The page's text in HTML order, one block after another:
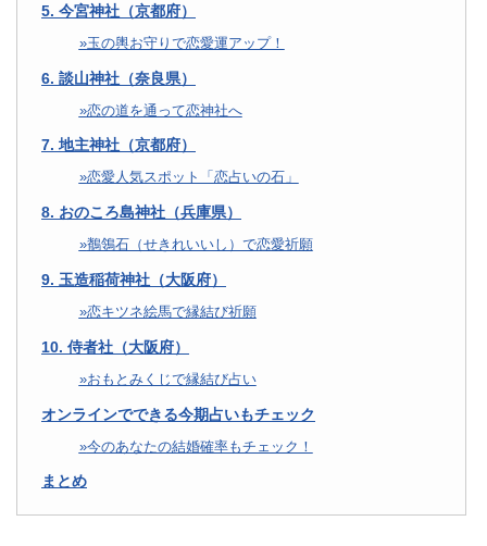
5. 今宮神社（京都府）
玉の輿お守りで恋愛運アップ！
6. 談山神社（奈良県）
恋の道を通って恋神社へ
7. 地主神社（京都府）
恋愛人気スポット「恋占いの石」
8. おのころ島神社（兵庫県）
鶺鴒石（せきれいいし）で恋愛祈願
9. 玉造稲荷神社（大阪府）
恋キツネ絵馬で縁結び祈願
10. 侍者社（大阪府）
おもとみくじで縁結び占い
オンラインでできる今期占いもチェック
今のあなたの結婚確率もチェック！
まとめ